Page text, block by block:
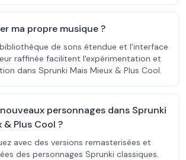
ma propre musique ?
de sons étendue et l'interface
raffinée facilitent l'expérimentation et
dans Sprunki Mais Mieux & Plus Cool.
personnages dans Sprunki
& Plus Cool ?
avec des versions remasterisées et
des personnages Sprunki classiques.